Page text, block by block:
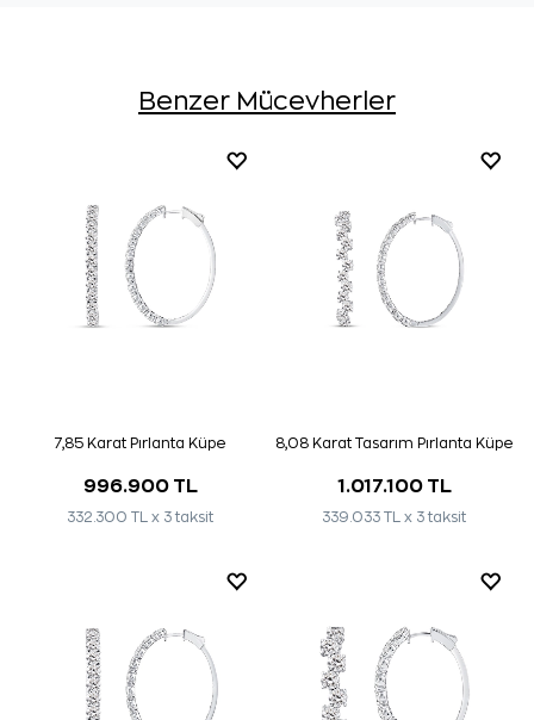
Benzer Mücevherler
7,85 Karat Pırlanta Küpe
996.900 TL
332.300 TL x 3 taksit
8,08 Karat Tasarım Pırlanta Küpe
1.017.100 TL
339.033 TL x 3 taksit